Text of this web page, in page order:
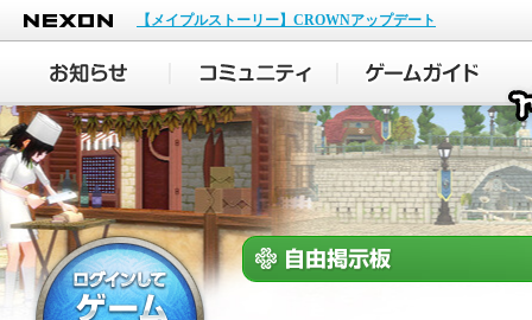
NEXON
【メイプルストーリー】CROWNアップデート